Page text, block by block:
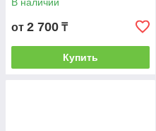
от 2 700 ₸
Купить